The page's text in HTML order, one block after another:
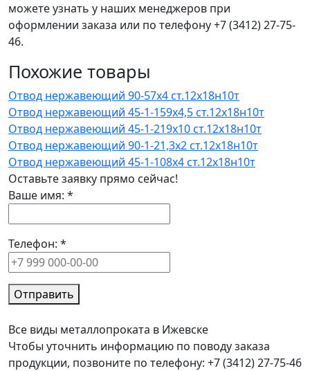
можете узнать у наших менеджеров при
оформлении заказа или по телефону +7 (3412) 27-75-
46.
Похожие товары
Отвод нержавеющий 90-57х4 ст.12х18н10т
Отвод нержавеющий 45-1-159х4,5 ст.12х18н10т
Отвод нержавеющий 45-1-219х10 ст.12х18н10т
Отвод нержавеющий 90-1-21,3х2 ст.12х18н10т
Отвод нержавеющий 45-1-108х4 ст.12х18н10т
Оставьте заявку прямо сейчас!
Ваше имя: *
Телефон: *
Отправить
Все виды металлопроката в Ижевске
Чтобы уточнить информацию по поводу заказа
продукции, позвоните по телефону: +7 (3412) 27-75-46